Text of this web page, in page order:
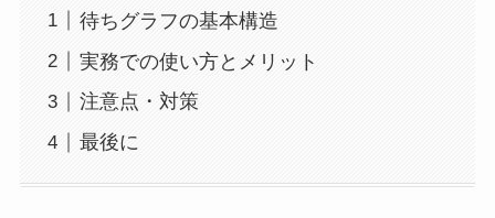
待ちグラフの基本構造
実務での使い方とメリット
注意点・対策
最後に